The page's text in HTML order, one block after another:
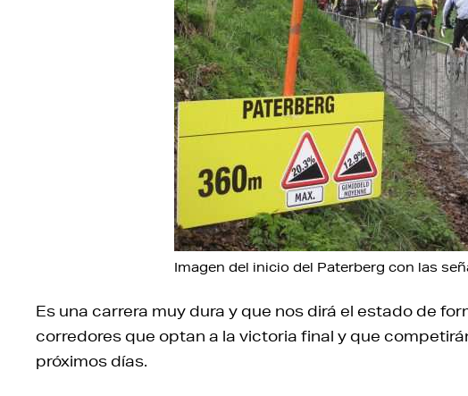
Imagen del inicio del Paterberg con las
Es una carrera muy dura y que nos dirá el estado de
corredores que optan a la victoria final y que
próximos días.